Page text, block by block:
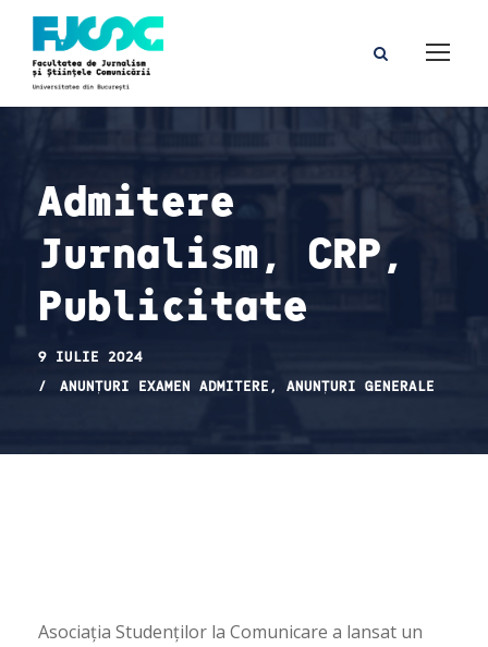
Admitere
Jurnalism, CRP,
Publicitate
9 IULIE 2024
ANUNȚURI EXAMEN ADMITERE , ANUNȚURI GENERALE
Asociația Studenților la Comunicare a lansat un